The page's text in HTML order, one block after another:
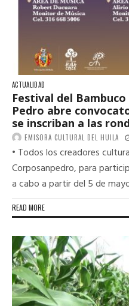
ACTUALIDAD
Festival del Bambuco
Pedro abre
se inscriban a las
EMISORA CULTURAL DEL HUILA
• Todos los creadores
Corposanpedro, para
a cabo a partir del 5 de
READ MORE